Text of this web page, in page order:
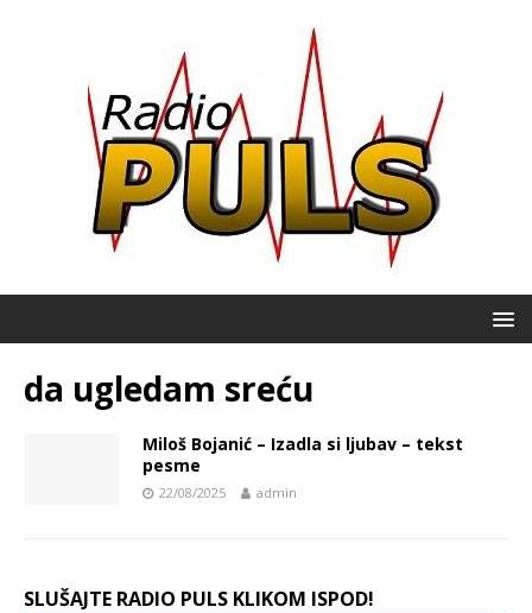
da ugledam sreću
Miloš Bojanić – Izadla si ljubav – tekst
pesme
22/08/2025 admin
SLUŠAJTE RADIO PULS KLIKOM ISPOD!